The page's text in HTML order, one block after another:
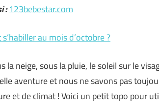
: 123bebestar.com
au mois d’octobre ?
la neige, sous la pluie, le soleil sur le
aventure et nous ne savons pas
et de climat ! Voici un petit topo pour